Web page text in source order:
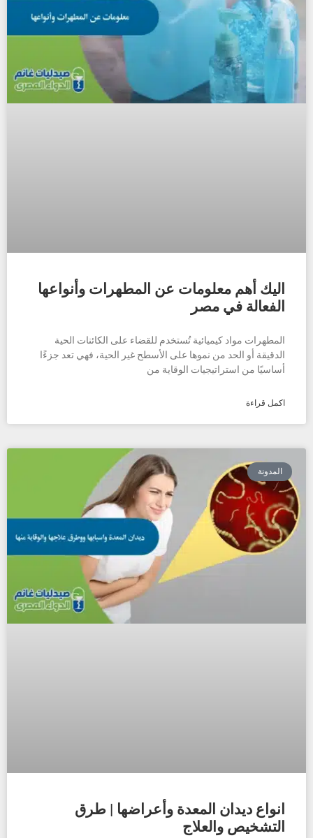
اليك أهم معلومات عن المطهرات وأنواعها
الفعالة في مصر
المطهرات مواد كيميائية تُستخدم للقضاء على الكائنات الحية
الدقيقة أو الحد من نموها على الأسطح غير الحية، فهي تعد جزءًا
أساسيًا من استراتيجيات الوقاية من
اكمل قراءة
المدونة
انواع ديدان المعدة وأعراضها | طرق
التشخيص والعلاج